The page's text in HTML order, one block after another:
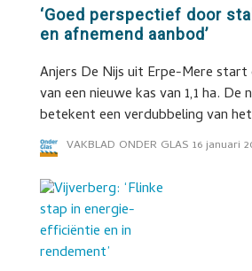
‘Goed perspectief door
en afnemend aanbod’
Anjers De Nijs uit Erpe-Mere
van een nieuwe kas van 1,1 ha. De
betekent een verdubbeling van het
VAKBLAD ONDER GLAS 16 januari